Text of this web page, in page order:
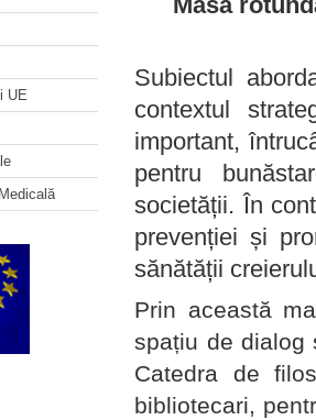
UE
Subiectul
contextul
important,
pentru
societății. În
prevenției și
sănătății
Prin această
spațiu de dialog
Catedra de
bibliotecari,